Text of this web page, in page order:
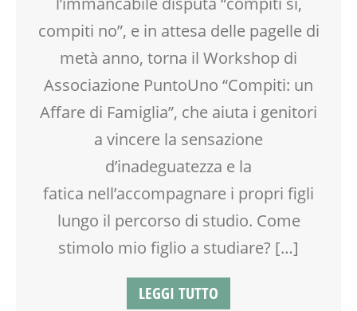
SCUOLA
SOCIALIZZAZIONE
SPAZIO
TEMPO LIBERO
compiti no”, e in attesa delle pagelle di
metà anno, torna il Workshop di
Associazione PuntoUno “Compiti: un
Affare di Famiglia”, che aiuta i genitori
a vincere la sensazione
d’inadeguatezza e la
fatica nell’accompagnare i propri figli
lungo il percorso di studio. Come
stimolo mio figlio a studiare? […]
LEGGI TUTTO